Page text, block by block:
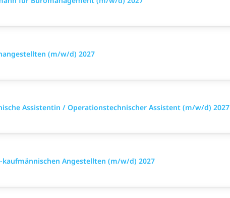
(m/w/d) 2027
Assistentin / Operationstechnischer Assistent (m/w/d) 2027
Angestellten (m/w/d) 2027